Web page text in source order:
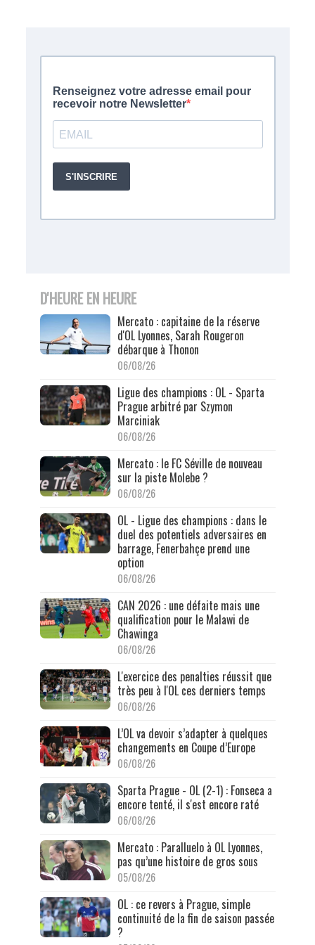
D'HEURE EN HEURE
Mercato : capitaine de la réserve
d'OL Lyonnes, Sarah Rougeron
débarque à Thonon
06/08/26
Ligue des champions : OL - Sparta
Prague arbitré par Szymon
Marciniak
06/08/26
Mercato : le FC Séville de nouveau
sur la piste Molebe ?
06/08/26
OL - Ligue des champions : dans le
duel des potentiels adversaires en
barrage, Fenerbahçe prend une
option
06/08/26
CAN 2026 : une défaite mais une
qualification pour le Malawi de
Chawinga
06/08/26
L'exercice des penalties réussit que
très peu à l'OL ces derniers temps
06/08/26
L’OL va devoir s’adapter à quelques
changements en Coupe d’Europe
06/08/26
Sparta Prague - OL (2-1) : Fonseca a
encore tenté, il s'est encore raté
06/08/26
Mercato : Paralluelo à OL Lyonnes,
pas qu’une histoire de gros sous
05/08/26
OL : ce revers à Prague, simple
continuité de la fin de saison passée
?